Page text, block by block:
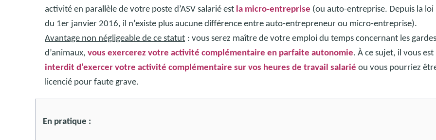
activité en parallèle de votre poste d’ASV salarié est la micro-entreprise (ou auto-entreprise. Depuis la loi
du 1er janvier 2016, il n’existe plus aucune différence entre auto-entrepreneur ou micro-entreprise).
Avantage non négligeable de ce statut : vous serez maître de votre emploi du temps concernant les gardes
d’animaux, vous exercerez votre activité complémentaire en parfaite autonomie. À ce sujet, il vous est
interdit d’exercer votre activité complémentaire sur vos heures de travail salarié ou vous pourriez
licencié pour faute grave.
En pratique :